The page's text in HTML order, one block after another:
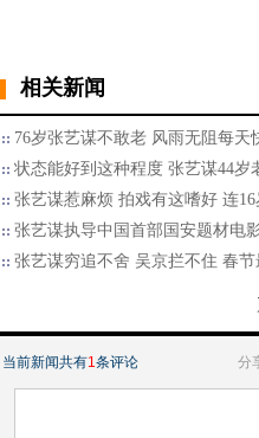
相关新闻
76岁张艺谋不敢老 风雨无阻每天
状态能好到这种程度 张艺谋44岁
张艺谋惹麻烦 拍戏有这嗜好 连
张艺谋执导中国首部国安题材电
张艺谋穷追不舍 吴京拦不住 春
当前新闻共有1条评论 分